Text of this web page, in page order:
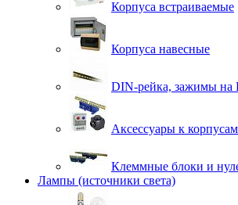
Корпуса встраиваемые
Корпуса навесные
DIN-рейка, зажимы на
Аксессуары к корпусам
Клеммные блоки и
Лампы (источники света)